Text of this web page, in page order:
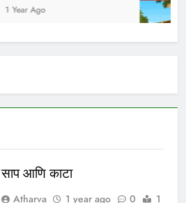
1 Year Ago
साप आणि काटा
Atharva 1 year ago 0
1